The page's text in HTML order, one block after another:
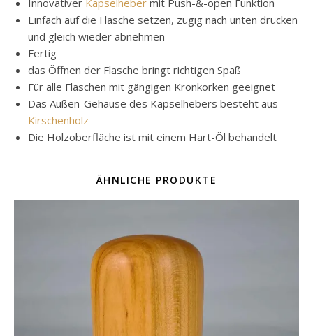
Innovativer Kapselheber mit Push-&-open Funktion
Einfach auf die Flasche setzen, zügig nach unten drücken
und gleich wieder abnehmen
Fertig
das Öffnen der Flasche bringt richtigen Spaß
Für alle Flaschen mit gängigen Kronkorken geeignet
Das Außen-Gehäuse des Kapselhebers besteht aus
Kirschenholz
Die Holzoberfläche ist mit einem Hart-Öl behandelt
ÄHNLICHE PRODUKTE